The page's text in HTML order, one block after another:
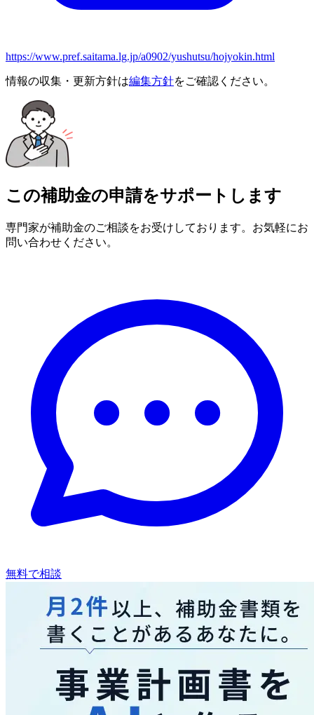
https://www.pref.saitama.lg.jp/a0902/yushutsu/hojyokin.html
情報の収集・更新方針は編集方針をご確認ください。
この補助金の申請をサポートします
専門家が補助金のご相談をお受けしております。お気軽にお
問い合わせください。
無料で相談